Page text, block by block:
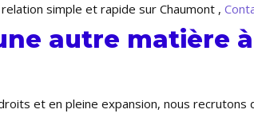
simple et rapide sur Chaumont ,
autre matière
et en pleine expansion, nous recrutons